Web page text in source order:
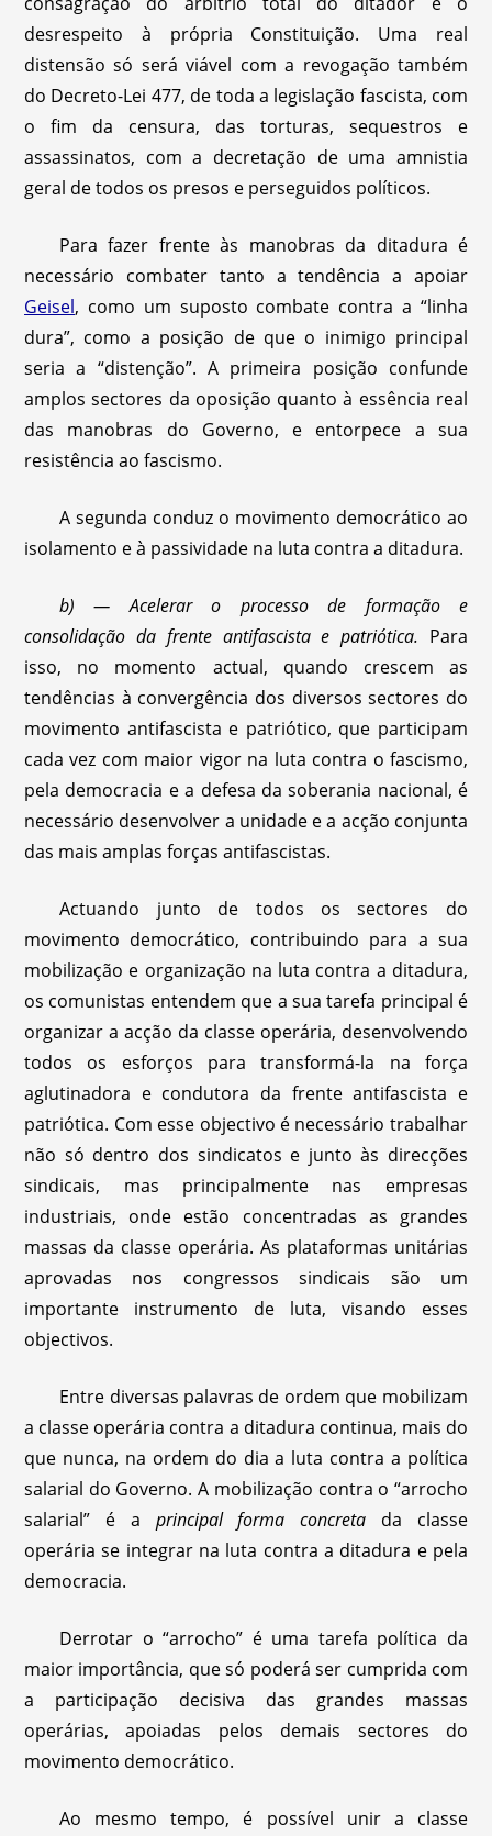
desrespeito à própria Constituição. Uma real
distensão só será viável com a revogação também
do Decreto-Lei 477, de toda a legislação fascista, com
o fim da censura, das torturas, sequestros e
assassinatos, com a decretação de uma amnistia
geral de todos os presos e perseguidos políticos.
Para fazer frente às manobras da ditadura é
necessário combater tanto a tendência a apoiar
Geisel, como um suposto combate contra a “linha
dura”, como a posição de que o inimigo principal
seria a “distenção”. A primeira posição confunde
amplos sectores da oposição quanto à essência real
das manobras do Governo, e entorpece a sua
resistência ao fascismo.
A segunda conduz o movimento democrático ao
isolamento e à passividade na luta contra a ditadura.
b) — Acelerar o processo de formação e
consolidação da frente antifascista e patriótica. Para
isso, no momento actual, quando crescem as
tendências à convergência dos diversos sectores do
movimento antifascista e patriótico, que participam
cada vez com maior vigor na luta contra o fascismo,
pela democracia e a defesa da soberania nacional, é
necessário desenvolver a unidade e a acção conjunta
das mais amplas forças antifascistas.
Actuando junto de todos os sectores do
movimento democrático, contribuindo para a sua
mobilização e organização na luta contra a ditadura,
os comunistas entendem que a sua tarefa principal é
organizar a acção da classe operária, desenvolvendo
todos os esforços para transformá-la na força
aglutinadora e condutora da frente antifascista e
patriótica. Com esse objectivo é necessário trabalhar
não só dentro dos sindicatos e junto às direcções
sindicais, mas principalmente nas empresas
industriais, onde estão concentradas as grandes
massas da classe operária. As plataformas unitárias
aprovadas nos congressos sindicais são um
importante instrumento de luta, visando esses
objectivos.
Entre diversas palavras de ordem que mobilizam
a classe operária contra a ditadura continua, mais do
que nunca, na ordem do dia a luta contra a política
salarial do Governo. A mobilização contra o “arrocho
salarial” é a principal forma concreta da classe
operária se integrar na luta contra a ditadura e pela
democracia.
Derrotar o “arrocho” é uma tarefa política da
maior importância, que só poderá ser cumprida com
a participação decisiva das grandes massas
operárias, apoiadas pelos demais sectores do
movimento democrático.
Ao mesmo tempo, é possível unir a classe